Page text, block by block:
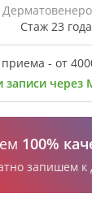
Стаж 23 года
- от
записи
100%
запишем к